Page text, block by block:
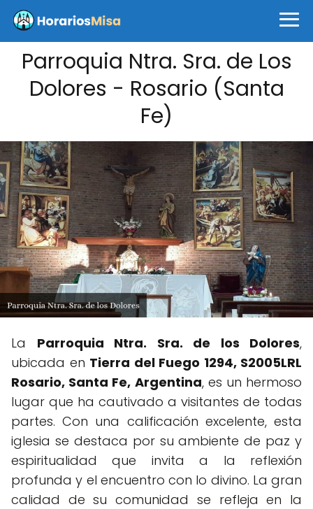
Parroquia Ntra. Sra. de Los
Dolores - Rosario (Santa
Fe)
La Parroquia Ntra. Sra. de los Dolores,
ubicada en Tierra del Fuego 1294, S2005LRL
Rosario, Santa Fe, Argentina, es un hermoso
lugar que ha cautivado a visitantes de todas
partes. Con una calificación excelente, esta
iglesia se destaca por su ambiente de paz y
espiritualidad que invita a la reflexión
profunda y el encuentro con lo divino. La gran
calidad de su comunidad se refleja en la